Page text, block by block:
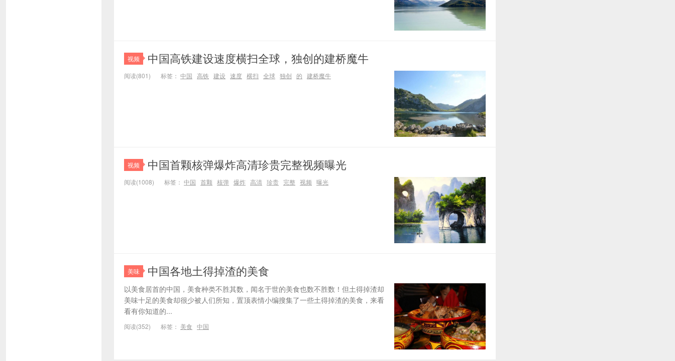
视频 中国高铁建设速度横扫全球，独创的建桥魔牛
阅读(801) 标签： 中国 高铁 建设 速度 横扫 全球 独创 的 建桥魔牛
视频 中国首颗核弹爆炸高清珍贵完整视频曝光
阅读(1008) 标签： 中国 首颗 核弹 爆炸 高清 珍贵 完整 视频 曝光
美味 中国各地土得掉渣的美食
以美食居首的中国，美食种类不胜其数，闻名于世的美食也数不胜数！但土得掉渣却
美味十足的美食却很少被人们所知，置顶表情小编搜集了一些土得掉渣的美食，来看
看有你知道的...
阅读(352) 标签： 美食 中国